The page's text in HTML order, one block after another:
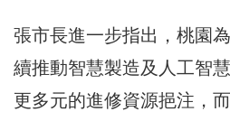
張市長進一步指出，桃園
續推動智慧製造及人工智
更多元的進修資源挹注，